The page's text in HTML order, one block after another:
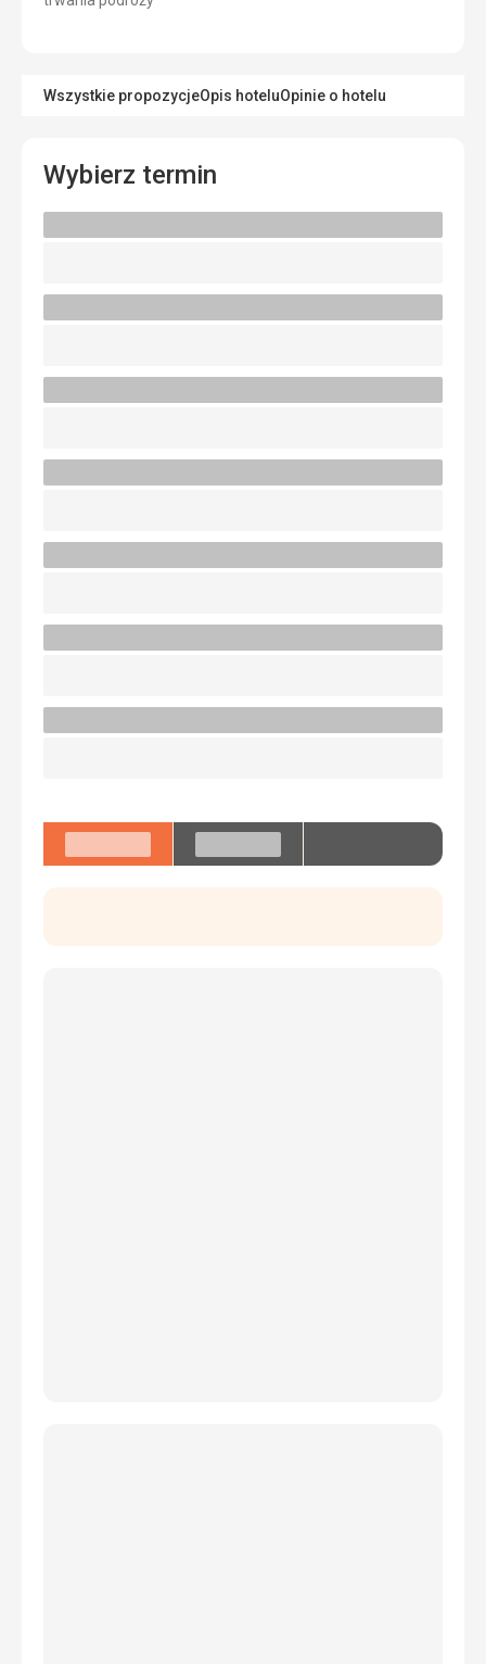
Wszystkie propozycjeOpis hoteluOpinie o hotelu
Wybierz termin